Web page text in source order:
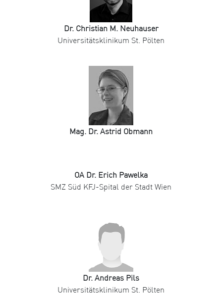
Dr. Christian M. Neuhauser
Universitätsklinikum St. Pölten
Mag. Dr. Astrid Obmann
OA Dr. Erich Pawelka
SMZ Süd KFJ-Spital der Stadt Wien
Dr. Andreas Pils
Universitätsklinikum St. Pölten